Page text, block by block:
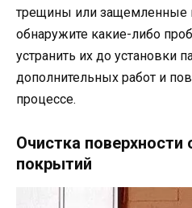
трещины или защемленные
обнаружите какие-либо
устранить их до установки
дополнительных работ и
процессе.
Очистка поверхности
покрытий